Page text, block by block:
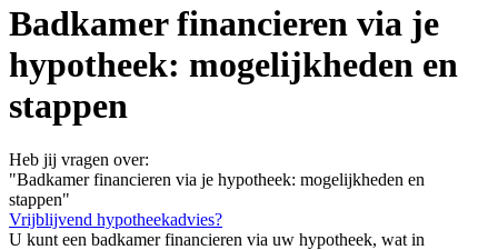
Badkamer financieren via je
hypotheek: mogelijkheden en
stappen
Heb jij vragen over:
"Badkamer financieren via je hypotheek: mogelijkheden en
stappen"
Vrijblijvend hypotheekadvies?
U kunt een badkamer financieren via uw hypotheek, wat in